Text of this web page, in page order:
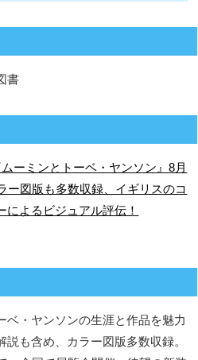
書
ーミンとトーベ・ヤンソン』8月
ー図版も多数収録、イギリスのコ
によるビジュアル評伝！
ベ・ヤンソンの生涯と作品を魅力
も含め、カラー図版多数収録。